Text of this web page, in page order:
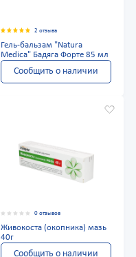
2 отзыва
Гель-бальзам "Natura
Medica" Бадяга Форте 85 мл
Сообщить о наличии
0 отзывов
Живокоста (окопника) мазь
40г
Сообщить о наличии